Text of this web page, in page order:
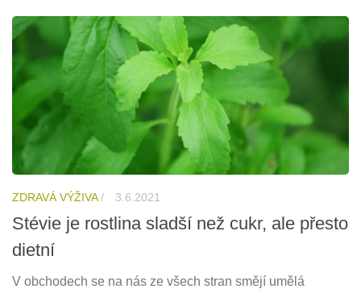
ZDRAVÁ VÝŽIVA/ 3.6.2021
Stévie je rostlina sladší než cukr, ale přesto
dietní
V obchodech se na nás ze všech stran smějí umělá